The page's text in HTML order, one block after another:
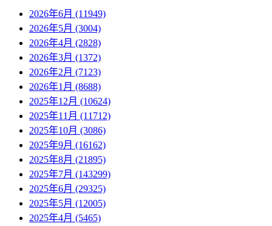
2026年6月 (11949)
2026年5月 (3004)
2026年4月 (2828)
2026年3月 (1372)
2026年2月 (7123)
2026年1月 (8688)
2025年12月 (10624)
2025年11月 (11712)
2025年10月 (3086)
2025年9月 (16162)
2025年8月 (21895)
2025年7月 (143299)
2025年6月 (29325)
2025年5月 (12005)
2025年4月 (5465)